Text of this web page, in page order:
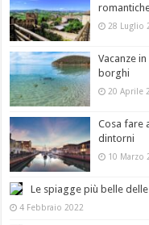
28 Luglio
Vacanze
borghi
20 Aprile
Cosa fare
dintorni
10 Marzo
Le spiagge più belle
4 Febbraio 2022